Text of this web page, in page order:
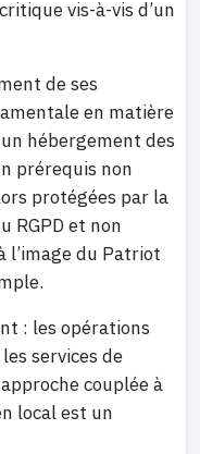
vis-à-vis d’un
de ses
en matière
hébergement des
prérequis non
protégées par la
RGPD et non
l’image du Patriot
: les opérations
services de
couplée à
local est un